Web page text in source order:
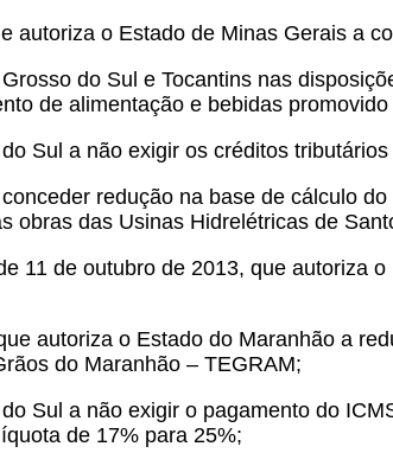
autoriza o Estado de Minas Gerais a
do Sul e Tocantins nas
de alimentação e bebidas
Sul a não exigir os créditos
redução na base de cálculo
obras das Usinas Hidrelétricas de
11 de outubro de 2013, que autoriza
autoriza o Estado do Maranhão a
do Maranhão – TEGRAM;
Sul a não exigir o pagamento do
de 17% para 25%;